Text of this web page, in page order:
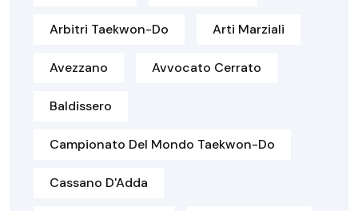
Arbitri Taekwon-Do Arti Marziali
Avezzano Avvocato Cerrato
Baldissero
Campionato Del Mondo Taekwon-Do
Cassano D'Adda